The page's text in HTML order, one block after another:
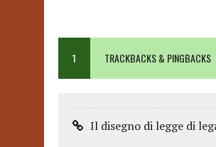
1 TRACKBACKS & PINGBACKS
Il disegno di legge di